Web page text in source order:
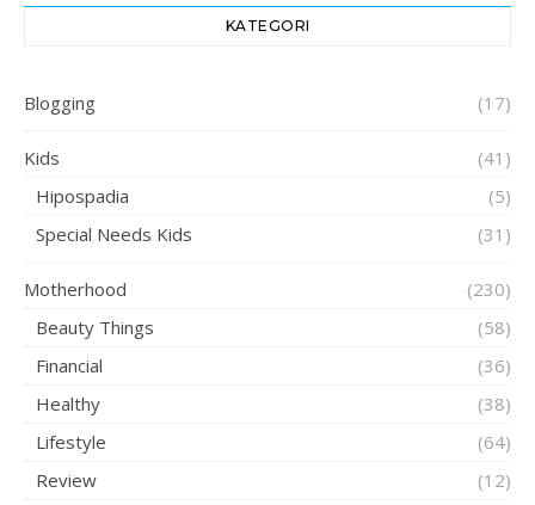
KATEGORI
Blogging (17)
Kids
(41)
Hipospadia
(5)
Special Needs Kids
(31)
Motherhood
(230)
Beauty Things
(58)
Financial
(36)
Healthy
(38)
Lifestyle
(64)
Review
(12)